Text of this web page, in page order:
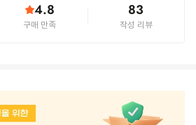
4.8
구매 만족
83
작성 리뷰